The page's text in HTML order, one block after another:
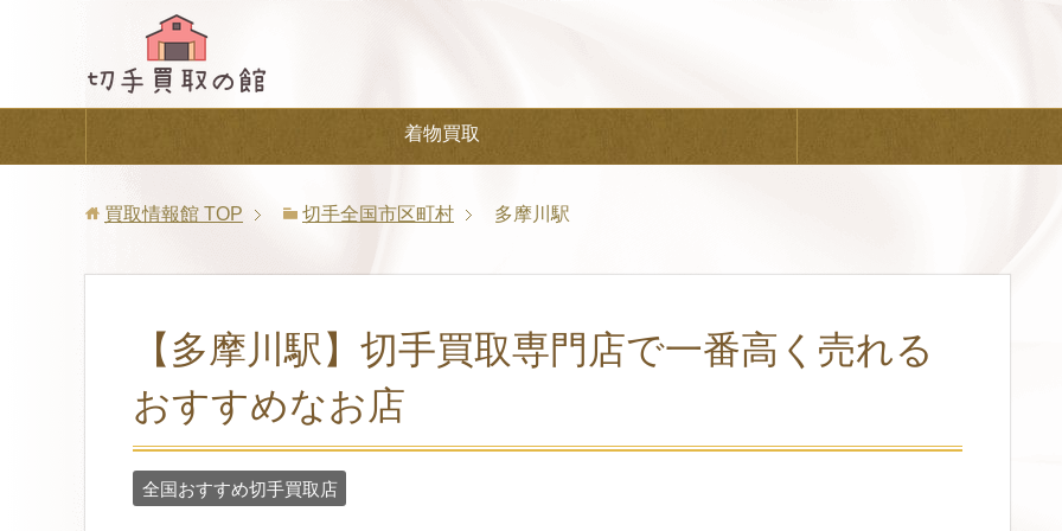
着物買取
買取情報館 TOP 切手全国市区町村 多摩川駅
【多摩川駅】切手買取専門店で一番高く売れる
おすすめなお店
全国おすすめ切手買取店